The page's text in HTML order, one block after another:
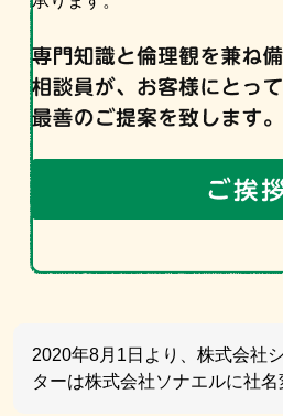
2020年8月1日より、株式会社
ターは株式会社ソナエルに社